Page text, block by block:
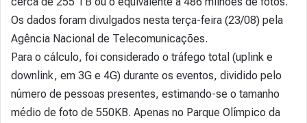
Os dados foram divulgados nesta terça-feira (23/08) pela
Agência Nacional de Telecomunicações.
Para o cálculo, foi considerado o tráfego total (uplink e
downlink, em 3G e 4G) durante os eventos, dividido pelo
número de pessoas presentes, estimando-se o tamanho
médio de foto de 550KB. Apenas no Parque Olímpico da